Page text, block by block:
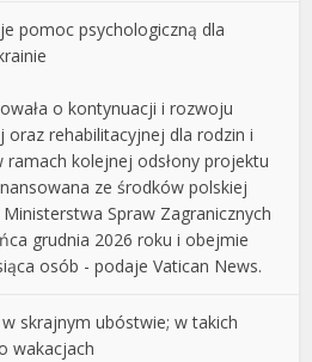
pomoc psychologiczną dla
o kontynuacji i rozwoju
rehabilitacyjnej dla rodzin i
kolejnej odsłony projektu
ze środków polskiej
Spraw Zagranicznych
grudnia 2026 roku i obejmie
osób - podaje Vatican News.
skrajnym ubóstwie; w takich
wakacjach